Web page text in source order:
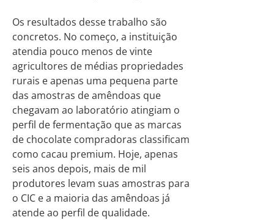
Os resultados desse trabalho são
concretos. No começo, a instituição
atendia pouco menos de vinte
agricultores de médias propriedades
rurais e apenas uma pequena parte
das amostras de amêndoas que
chegavam ao laboratório atingiam o
perfil de fermentação que as marcas
de chocolate compradoras classificam
como cacau premium. Hoje, apenas
seis anos depois, mais de mil
produtores levam suas amostras para
o CIC e a maioria das amêndoas já
atende ao perfil de qualidade.